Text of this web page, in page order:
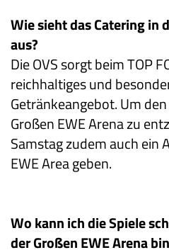
Wie sieht das Catering in
aus?
Die OVS sorgt beim TOP
reichhaltiges und
Getränkeangebot. Um
Großen EWE Arena zu
Samstag zudem auch ein
EWE Area geben.
Wo kann ich die Spiele
der Großen EWE Arena